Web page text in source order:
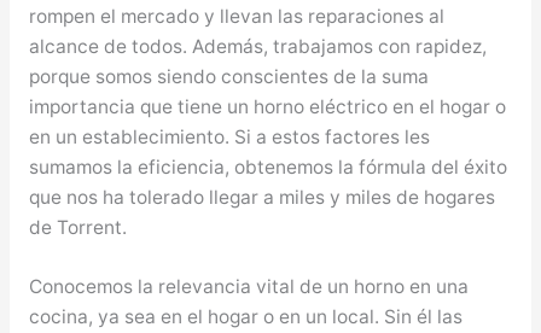
rompen el mercado y llevan las reparaciones al
alcance de todos. Además, trabajamos con rapidez,
porque somos siendo conscientes de la suma
importancia que tiene un horno eléctrico en el hogar o
en un establecimiento. Si a estos factores les
sumamos la eficiencia, obtenemos la fórmula del éxito
que nos ha tolerado llegar a miles y miles de hogares
de Torrent.
Conocemos la relevancia vital de un horno en una
cocina, ya sea en el hogar o en un local. Sin él las